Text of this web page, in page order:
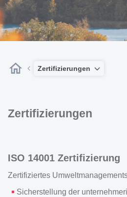
Zertifizierungen
Zertifizierungen
ISO 14001 Zertifizierung
Zertifiziertes
Sicherstellung der